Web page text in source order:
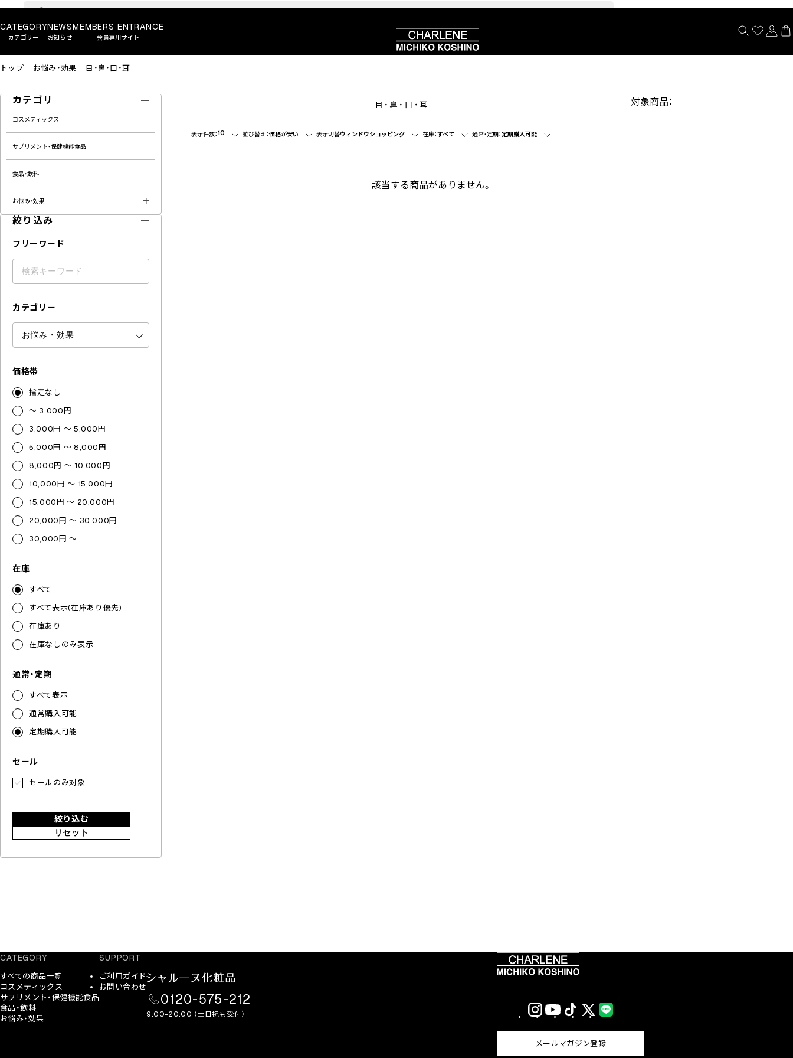
CATEGORY
カテゴリー
NEWS
お知らせ
MEMBERS ENTRANCE
会員専用サイト
トップ お悩み・効果 目・鼻・口・耳
カテゴリ
コスメティックス
サプリメント・保健機能食品
食品・飲料
お悩み・効果
絞り込み
フリーワード
カテゴリー
価格帯
指定なし
～ 3,000円
3,000円 ～ 5,000円
5,000円 ～ 8,000円
8,000円 ～ 10,000円
10,000円 ～ 15,000円
15,000円 ～ 20,000円
20,000円 ～ 30,000円
30,000円 ～
在庫
すべて
すべて表示(在庫あり優先)
在庫あり
在庫なしのみ表示
通常・定期
すべて表示
通常購入可能
定期購入可能
セール
セールのみ対象
絞り込む
リセット
目・鼻・口・耳 対象商品：
表示件数：10 並び替え：価格が安い 表示切替ウィンドウショッピング 在庫：すべて 通常・定期： 定期購入可能
該当する商品がありません。
CATEGORY
すべての商品一覧
コスメティックス
サプリメント・保健機能食品
食品・飲料
お悩み・効果
SUPPORT
ご利用ガイド
お問い合わせ
0120-575-212
9:00-20:00 （土日祝も受付）
InstagramYouTubeTikTok X
(Twitter)
メールマガジン登録